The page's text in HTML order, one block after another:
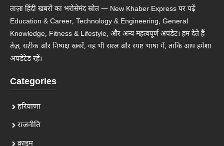
ताज़ा हिंदी खबरों का भरोसेमंद स्रोत — New Khaber Express पर पढ़ें
Education & Career, Technology & Engineering, General
Knowledge, Fitness & Lifestyle, और अन्य महत्वपूर्ण अपडेट। हम देते हैं
तेज़, सटीक और निष्पक्ष खबरें, वह भी सरल और स्पष्ट भाषा में, ताकि आप हमेशा
अपडेटेड रहें।
Categories
हरियाणा
राजनीति
क्राइम